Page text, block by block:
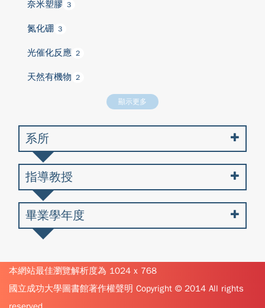
奈米塑膠 3
氮化硼 3
光催化反應 2
天然有機物 2
顯示更多
系所
指導教授
畢業學年度
本網站最佳瀏覽解析度為 1024 x 768
國立成功大學圖書館著作權聲明 Copyright © 2014 All rights